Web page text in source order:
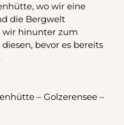
wo wir eine
die Bergwelt
wir hinunter zum
bevor es bereits
– Golzerensee –